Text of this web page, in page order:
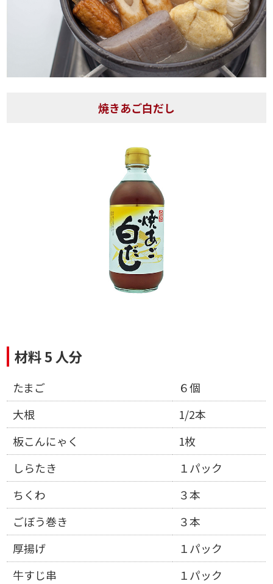
焼きあご白だし
材料 5 人分
たまご
６個
大根
1/2本
板こんにゃく
1枚
しらたき
１パック
ちくわ
３本
ごぼう巻き
３本
厚揚げ
１パック
牛すじ串
１パック